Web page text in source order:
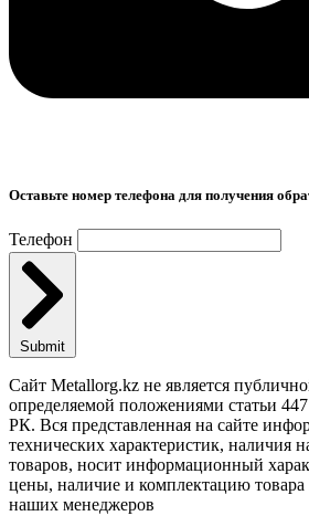
Оставьте номер телефона для получения
Телефон
Submit
Сайт Metallorg.kz не является
определяемой положениями статьи
РК. Вся представленная на сайте
технических характеристик, наличия
товаров, носит информационный
цены, наличие и комплектацию
наших менеджеров